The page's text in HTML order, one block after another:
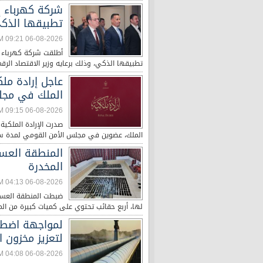
شركة كهرباء
تطبيقها
06-08-2026 09:21 PM
أطلقت شركة كهرباء
تطبيقها الذكي، وذلك برعايه وزير الاقتصاد
عاجل إرادة
الملك في
06-08-2026 09:15 PM
صدرت الإرادة
الملك، عضوين في مجلس الأمن القومي لمدة سنتين اعتبارا من
المنطقة
المخدرة
06-08-2026 04:13 PM
ضبطت المنطقة
لها، أربع حقائب تحتوي على كميات كبيرة من
لمواجهة
لتعزيز مخزون
06-08-2026 04:08 PM